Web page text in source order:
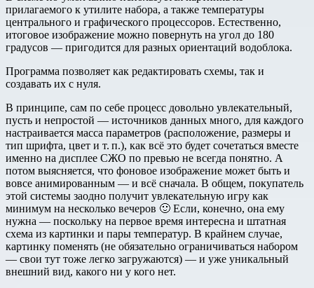
прилагаемого к утилите набора, а также температуры
центрального и графического процессоров. Естественно,
итоговое изображение можно повернуть на угол до 180
градусов — пригодится для разных ориентаций водоблока.
Программа позволяет как редактировать схемы, так и
создавать их с нуля.
В принципе, сам по себе процесс довольно увлекательный,
пусть и непростой — источников данных много, для каждого
настраивается масса параметров (расположение, размеры и
тип шрифта, цвет и т. п.), как всё это будет сочетаться вместе
именно на дисплее СЖО по превью не всегда понятно. А
потом выясняется, что фоновое изображение может быть и
вовсе анимированным — и всё сначала. В общем, покупатель
этой системы заодно получит увлекательную игру как
минимум на несколько вечеров 🙂 Если, конечно, она ему
нужна — поскольку на первое время интересна и штатная
схема из картинки и пары температур. В крайнем случае,
картинку поменять (не обязательно ограничиваться набором
— свои тут тоже легко загружаются) — и уже уникальный
внешний вид, какого ни у кого нет.